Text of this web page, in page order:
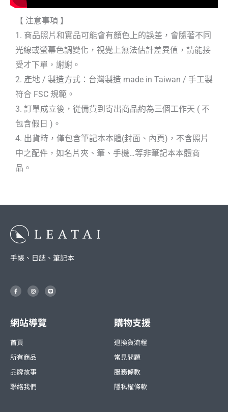
【 注意事項 】
1. 商品照片和實品可能會有顏色上的誤差，會隨著不同
光線或螢幕色調變化，視覺上無法估計差異值，請能接
受才下單，謝謝。
2. 產地 / 製造方式：台灣製造 made in Taiwan / 手工製
符合 FSC 規範。
3. 訂單成立後，從備貨到寄出商品約為三個工作天 ( 不
包含假日 )。
4. 出貨時，僅包含筆記本本體(封面、內頁)，不含照片
中之配件，如名片夾、筆、手機…等非筆記本本體商
品。
手帳、日誌、筆記本
F
a
c
k
-
I
n
s
r
a
m
L
i
n
網站導覽
首頁
所有商品
品牌故事
聯絡我們
購物支援
退換貨流程
常見問題
服務條款
隱私權條款